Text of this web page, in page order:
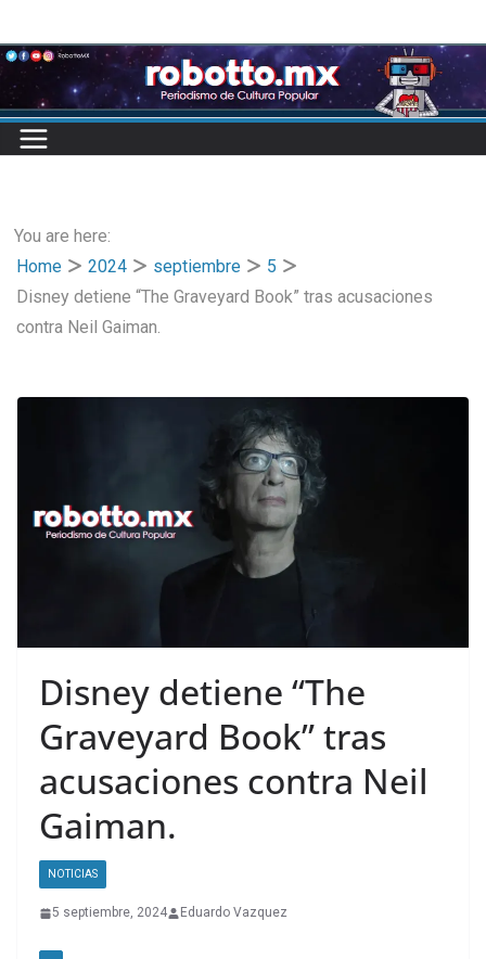
to
content
You are here:
Home
2024 septiembre
5
Disney detiene “The Graveyard Book” tras acusaciones
contra Neil Gaiman.
Disney detiene “The
Graveyard Book” tras
acusaciones contra Neil
Gaiman.
NOTICIAS
5 septiembre, 2024 Eduardo Vazquez